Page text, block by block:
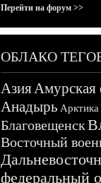
Перейти на форум >>
ОБЛАКО
АзияАмурская
Анадырь Арктика
Благовещенск
Восточный
федеральный